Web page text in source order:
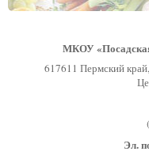
МКОУ
617611 Пермский
Эл.